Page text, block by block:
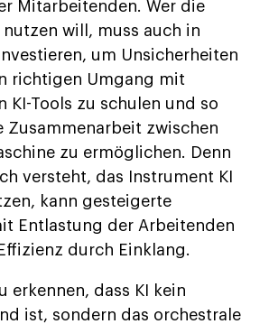
Mitarbeitenden. Wer die
nutzen will, muss auch in
um Unsicherheiten
richtigen Umgang mit
KI-Tools zu schulen und so
Zusammenarbeit zwischen
zu ermöglichen. Denn
versteht, das Instrument KI
kann gesteigerte
Entlastung der Arbeitenden
durch Einklang.
erkennen, dass KI kein
ist, sondern das orchestrale